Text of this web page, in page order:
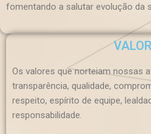
fomentando a salutar evolução da
Os valores que norteiam nossas
transparência, qualidade,
respeito, espírito de equipe,
responsabilidade.